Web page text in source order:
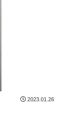
2023.01.26